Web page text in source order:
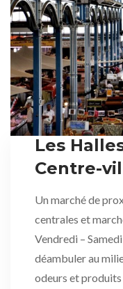
Les
Centre-
Un marché de
centrales et
Vendredi –
déambuler au
odeurs et